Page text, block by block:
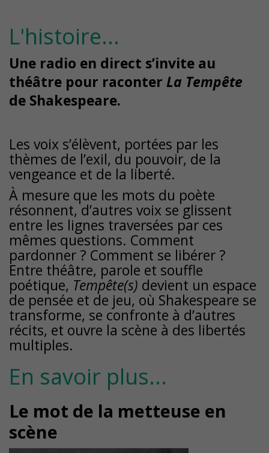
L'histoire...
Une radio en direct s’invite au
théâtre pour raconter La Tempête
de Shakespeare.
Les voix s’élèvent, portées par les
thèmes de l’exil, du pouvoir, de la
vengeance et de la liberté.
À mesure que les mots du poète
résonnent, d’autres voix se glissent
entre les lignes traversées par ces
mêmes questions. Comment
pardonner ? Comment se libérer ?
Entre théâtre, parole et souffle
poétique, Tempête(s) devient un espace
de pensée et de jeu, où Shakespeare se
transforme, se confronte à d’autres
récits, et ouvre la scène à des libertés
multiples.
En savoir plus...
Le mot de la metteuse en
scène